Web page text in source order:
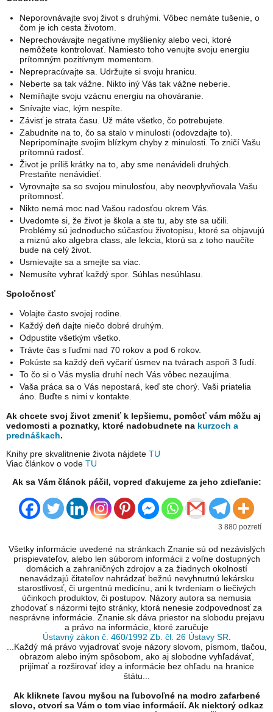
Neporovnávajte svoj život s druhými. Vôbec nemáte tušenie, o
čom je ich cesta životom.
Neprechovávajte negatívne myšlienky alebo veci, ktoré
nemôžete kontrolovať. Namiesto toho venujte svoju energiu
prítomným pozitívnym momentom.
Neprepracúvajte sa. Udržujte si svoju hranicu.
Neberte sa tak vážne. Nikto iný Vás tak vážne neberie.
Nemíňajte svoju vzácnu energiu na ohováranie.
Snívajte viac, kým nespíte.
Závisť je strata času. Už máte všetko, čo potrebujete.
Zabudnite na to, čo sa stalo v minulosti (odovzdajte to).
Nepripomínajte svojim blízkym chyby z minulosti. To zničí Vašu
prítomnú radosť.
Život je príliš krátky na to, aby sme nenávideli druhých.
Prestaňte nenávidieť.
Vyrovnajte sa so svojou minulosťou, aby neovplyvňovala Vašu
prítomnosť.
Nikto nemá moc nad Vašou radosťou okrem Vás.
Uvedomte si, že život je škola a ste tu, aby ste sa učili.
Problémy sú jednoducho súčasťou životopisu, ktoré sa objavujú
a miznú ako algebra class, ale lekcia, ktorú sa z toho naučíte
bude na celý život.
Usmievajte sa a smejte sa viac.
Nemusíte vyhrať každý spor. Súhlas nesúhlasu.
Spoločnosť
Volajte často svojej rodine.
Každý deň dajte niečo dobré druhým.
Odpustite všetkým všetko.
Trávte čas s ľuďmi nad 70 rokov a pod 6 rokov.
Pokúste sa každý deň vyčariť úsmev na tvárach aspoň 3 ľudí.
To čo si o Vás myslia druhí nech Vás vôbec nezaujíma.
Vaša práca sa o Vás nepostará, keď ste chorý. Vaši priatelia
áno. Buďte s nimi v kontakte.
Ak chcete svoj život zmeniť k lepšiemu, pomôcť vám môžu aj
vedomosti a poznatky, ktoré nadobudnete na kurzoch a
prednáškach.
Knihy pre skvalitnenie života nájdete TU
Viac článkov o vode TU
Ak sa Vám článok páčil, vopred ďakujeme za jeho zdieľanie:
3 880 pozretí
Všetky informácie uvedené na stránkach Znanie sú od nezávislých
prispievateľov, alebo len súborom informácii z voľne dostupných
domácich a zahraničných zdrojov a za žiadnych okolností
nenavádzajú čitateľov nahrádzať bežnú nevyhnutnú lekársku
starostlivosť, či urgentnú medicínu, ani k tvrdeniam o liečivých
účinkoch produktov, či postupov. Názory autora sa nemusia
zhodovať s názormi tejto stránky, ktorá nenesie zodpovednosť za
nesprávne informácie. Znanie.sk dáva priestor na slobodu prejavu
a právo na informácie, ktoré zaručuje
Ústavný zákon č. 460/1992 Zb. čl. 26 Ústavy SR
...Každý má právo vyjadrovať svoje názory slovom, písmom, tlačou,
obrazom alebo iným spôsobom, ako aj slobodne vyhľadávať,
prijímať a rozširovať idey a informácie bez ohľadu na hranice
štátu...
Ak kliknete ľavou myšou na ľubovoľné na modro zafarbené
slovo, otvorí sa Vám o tom viac informácií. Ak niektorý odkaz